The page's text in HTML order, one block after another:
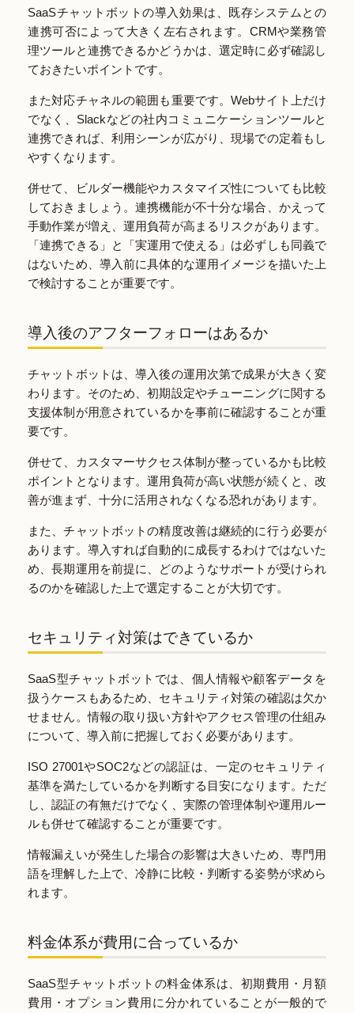
SaaSチャットボットの導入効果は、既存システムとの
連携可否によって大きく左右されます。CRMや業務管
理ツールと連携できるかどうかは、選定時に必ず確認し
ておきたいポイントです。
また対応チャネルの範囲も重要です。Webサイト上だけ
でなく、Slackなどの社内コミュニケーションツールと
連携できれば、利用シーンが広がり、現場での定着もし
やすくなります。
併せて、ビルダー機能やカスタマイズ性についても比較
しておきましょう。連携機能が不十分な場合、かえって
手動作業が増え、運用負荷が高まるリスクがあります。
「連携できる」と「実運用で使える」は必ずしも同義で
はないため、導入前に具体的な運用イメージを描いた上
で検討することが重要です。
導入後のアフターフォローはあるか
チャットボットは、導入後の運用次第で成果が大きく変
わります。そのため、初期設定やチューニングに関する
支援体制が用意されているかを事前に確認することが重
要です。
併せて、カスタマーサクセス体制が整っているかも比較
ポイントとなります。運用負荷が高い状態が続くと、改
善が進まず、十分に活用されなくなる恐れがあります。
また、チャットボットの精度改善は継続的に行う必要が
あります。導入すれば自動的に成長するわけではないた
め、長期運用を前提に、どのようなサポートが受けられ
るのかを確認した上で選定することが大切です。
セキュリティ対策はできているか
SaaS型チャットボットでは、個人情報や顧客データを
扱うケースもあるため、セキュリティ対策の確認は欠か
せません。情報の取り扱い方針やアクセス管理の仕組み
について、導入前に把握しておく必要があります。
ISO 27001やSOC2などの認証は、一定のセキュリティ
基準を満たしているかを判断する目安になります。ただ
し、認証の有無だけでなく、実際の管理体制や運用ルー
ルも併せて確認することが重要です。
情報漏えいが発生した場合の影響は大きいため、専門用
語を理解した上で、冷静に比較・判断する姿勢が求めら
れます。
料金体系が費用に合っているか
SaaS型チャットボットの料金体系は、初期費用・月額
費用・オプション費用に分かれていることが一般的で